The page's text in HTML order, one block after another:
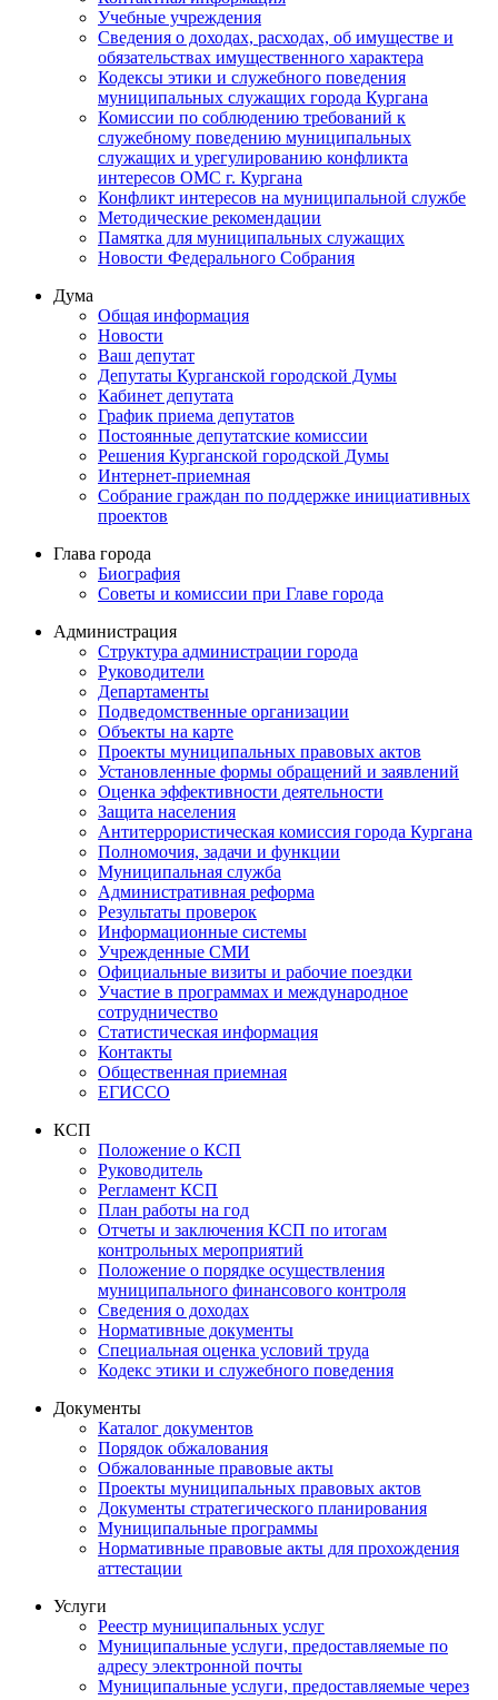
Учебные учреждения
Сведения о доходах, расходах, об имуществе и
обязательствах имущественного характера
Кодексы этики и служебного поведения
муниципальных служащих города Кургана
Комиссии по соблюдению требований к
служебному поведению муниципальных
служащих и урегулированию конфликта
интересов ОМС г. Кургана
Конфликт интересов на муниципальной службе
Методические рекомендации
Памятка для муниципальных служащих
Новости Федерального Cобрания
Дума
Общая информация
Новости
Ваш депутат
Депутаты Курганской городской Думы
Кабинет депутата
График приема депутатов
Постоянные депутатские комиссии
Решения Курганской городской Думы
Интернет-приемная
Собрание граждан по поддержке инициативных
проектов
Глава города
Биография
Советы и комиссии при Главе города
Администрация
Структура администрации города
Руководители
Департаменты
Подведомственные организации
Объекты на карте
Проекты муниципальных правовых актов
Установленные формы обращений и заявлений
Оценка эффективности деятельности
Защита населения
Антитеррористическая комиссия города Кургана
Полномочия, задачи и функции
Муниципальная служба
Административная реформа
Результаты проверок
Информационные системы
Учрежденные СМИ
Официальные визиты и рабочие поездки
Участие в программах и международное
сотрудничество
Статистическая информация
Контакты
Общественная приемная
ЕГИССО
КСП
Положение о КСП
Руководитель
Регламент КСП
План работы на год
Отчеты и заключения КСП по итогам
контрольных мероприятий
Положение о порядке осуществления
муниципального финансового контроля
Сведения о доходах
Нормативные документы
Специальная оценка условий труда
Кодекс этики и служебного поведения
Документы
Каталог документов
Порядок обжалования
Обжалованные правовые акты
Проекты муниципальных правовых актов
Документы стратегического планирования
Муниципальные программы
Нормативные правовые акты для прохождения
аттестации
Услуги
Реестр муниципальных услуг
Муниципальные услуги, предоставляемые по
адресу электронной почты
Муниципальные услуги, предоставляемые через